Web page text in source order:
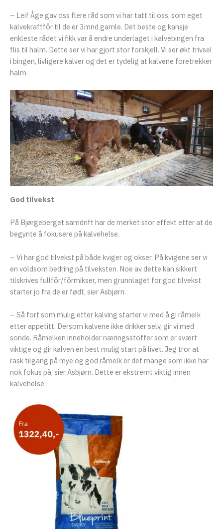
– Leif Åge gav oss flere råd som vi har tatt til oss, som eget
kalvekraftfôr til de er 3mnd gamle. Det beste og kansje
enkleste rådet vi fikk var å endre underlaget i kalvebingen fra
flis til halm. Dette ser vi har gjort stor forskjell. Vi ser økt trivsel
i bingen, livligere kalver og det er tydelig at kalvene foretrekker
halm.
God tilvekst
På Bjørgeberget samdrift har de merket stor effekt etter at de
begynte å fokusere på kalvehelse.
– Vi har god tilvekst på både kviger og okser. På kvigene ser vi
en voldsom bedring på tilveksten. Noe av dette kan sikkert
tilskrives fullfôr/fôrmikser, men grunnlaget for god tilvekst
starter jo fra de er født, sier Asbjørn.
– Så fort som mulig etter kalving starter vi med å gi råmelk
etter appetitt. Dersom kalvene ikke drikker selv, gir vi med
sonde. Råmelken inneholder næringsstoffer som er svært
viktige og gir kalven en best mulig start på livet. Jeg tror at
rask tilgang på mye og god råmelk er det mange som ikke har
nok fokus på, sier Asbjørn. Dette er ekstremt viktig innen
kalvehelse.